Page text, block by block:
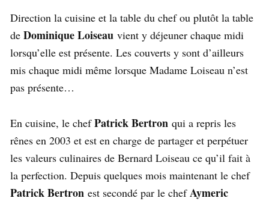
Direction la cuisine et la table du chef ou plutôt la table
de Dominique Loiseau vient y déjeuner chaque midi
lorsqu’elle est présente. Les couverts y sont d’ailleurs
mis chaque midi même lorsque Madame Loiseau n’est
pas présente…
En cuisine, le chefPatrick Bertron qui a repris les
rênes en 2003 et est en charge de partager et perpétuer
les valeurs culinaires de Bernard Loiseau ce qu’il fait à
la perfection. Depuis quelques mois maintenant le chef
Patrick Bertron est secondé par le chefAymeric